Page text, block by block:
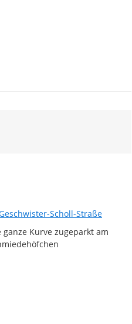
Scholl-Straße
ganze Kurve zugeparkt am